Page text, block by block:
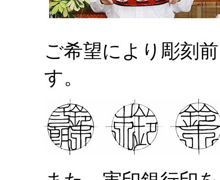
ご希望により彫刻
す。